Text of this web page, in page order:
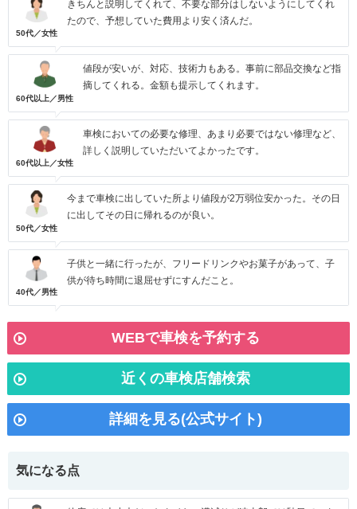
50代／女性
きちんと説明してくれて、不要な部分はしないようにしてくれ
たので、予想していた費用より安く済んだ。
60代以上／男性
値段が安いが、対応、技術力もある。事前に部品交換など指
摘してくれる。金額も提示してくれます。
60代以上／女性
車検においての必要な修理、あまり必要ではない修理など、
詳しく説明していただいてよかったです。
50代／女性
今まで車検に出していた所より値段が2万弱位安かった。その日
に出してその日に帰れるのが良い。
40代／男性
子供と一緒に行ったが、フリードリンクやお菓子があって、子
供が待ち時間に退屈せずにすんだこと。
WEBで車検を予約する
近くの車検店舗検索
詳細を見る(公式サイト)
気になる点